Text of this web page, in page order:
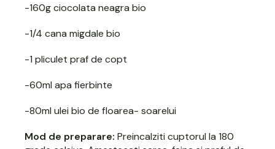
-160g ciocolata neagra bio
-1/4 cana migdale bio
-1 pliculet praf de copt
-60ml apa fierbinte
-80ml ulei bio de floarea- soarelui
Mod de preparare: Preincalziti cuptorul la 180